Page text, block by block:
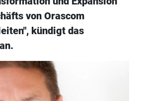
von Orascom
kündigt das